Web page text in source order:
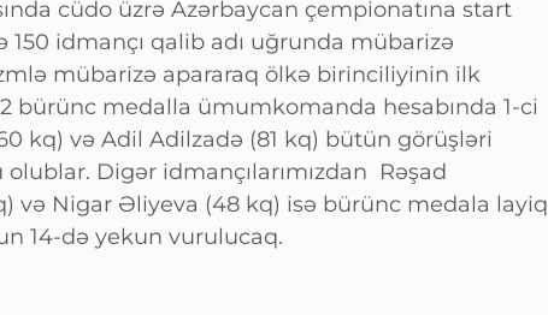
cüdo üzrə Azərbaycan çempionatına start
150 idmançı qalib adı uğrunda mübarizə
mübarizə apararaq ölkə birinciliyinin ilk
bürünc medalla ümumkomanda hesabında 1-ci
kq) və Adil Adilzadə (81 kq) bütün görüşləri
Digər idmançılarımızdan Rəşad
və Nigar Əliyeva (48 kq) isə bürünc medala layiq
14-də yekun vurulucaq.